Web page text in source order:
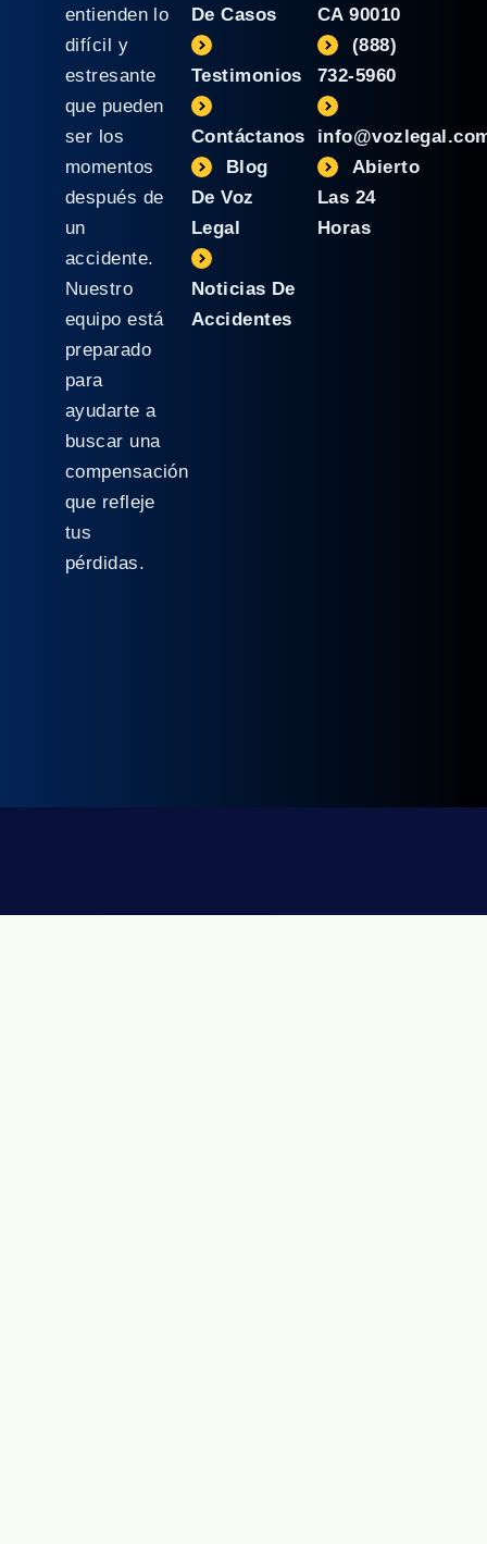
entienden lo
difícil y
estresante
que pueden
ser los
momentos
después de
un
accidente.
Nuestro
equipo está
preparado
para
ayudarte a
buscar una
compensación
que refleje
tus
pérdidas.
De Casos
Testimonios
Contáctanos
Blog
De Voz
Legal
Noticias De
Accidentes
CA 90010
(888)
732-5960
Abierto
Las 24
Horas